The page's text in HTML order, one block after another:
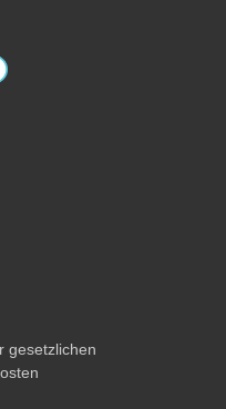
gesetzlichen